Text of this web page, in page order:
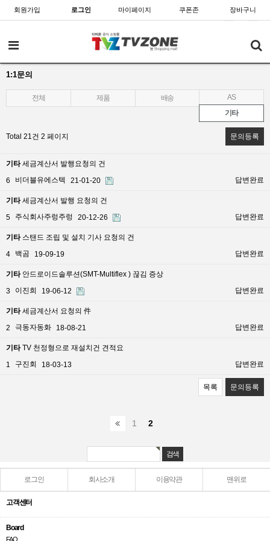
회원가입 로그인 마이페이지 쿠폰존 장바구니
1:1문의
전체 제품 배송
AS
기타
Total 21건 2 페이지 문의등록
기타세금계산서 발행요청의 건
6
비더블유에스텍 21-01-20 답변완료
기타세금계산서 발행 요청의 건
5
주식회사주렁주렁 20-12-26 답변완료
기타스탠드 조립 및 설치 기사 요청의 건
4
백곰 19-09-19 답변완료
기타안드로이드솔루션(SMT-Multiflex ) 끊김 증상
3
이진희 19-06-12 답변완료
기타세금계산서 요청의 件
2
극동자동화 18-08-21 답변완료
기타TV 천정형으로 재설치건 견적요
1
구진회 18-03-13 답변완료
목록 문의등록
1 2
로그인 회사소개 이용약관 맨위로
고객센터
Board
FAQ